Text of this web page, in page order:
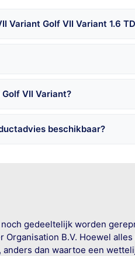
Variant Golf VII Variant 1.6
VII Variant?
beschikbaar?
gedeeltelijk worden
B.V. Hoewel
dan waartoe een